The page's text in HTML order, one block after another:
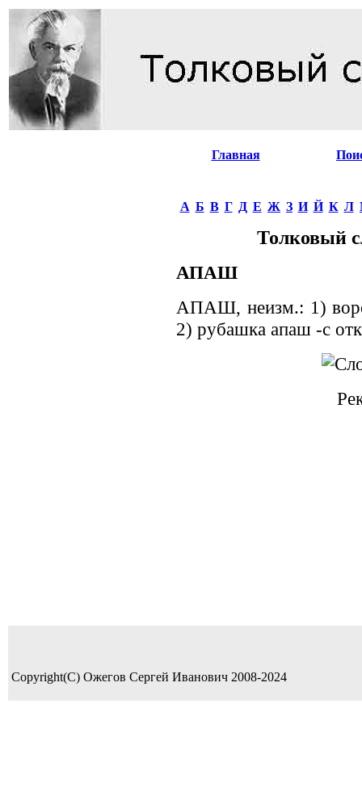
Главная
А Б В Г Д Е Ж З И Й К Л
Толковый
АПАШ
АПАШ, неизм.: 1)
2) рубашка апаш -с
Copyright(C) Ожегов Сергей Иванович 2008-2024